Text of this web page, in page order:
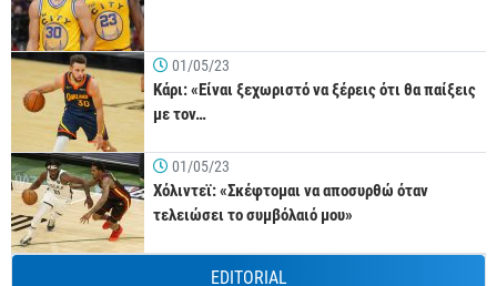
01/05/23
Κάρι: «Είναι ξεχωριστό να ξέρεις ότι θα παίξεις
με τον…
01/05/23
Χόλιντεϊ: «Σκέφτομαι να αποσυρθώ όταν
τελειώσει το συμβόλαιό μου»
EDITORIAL